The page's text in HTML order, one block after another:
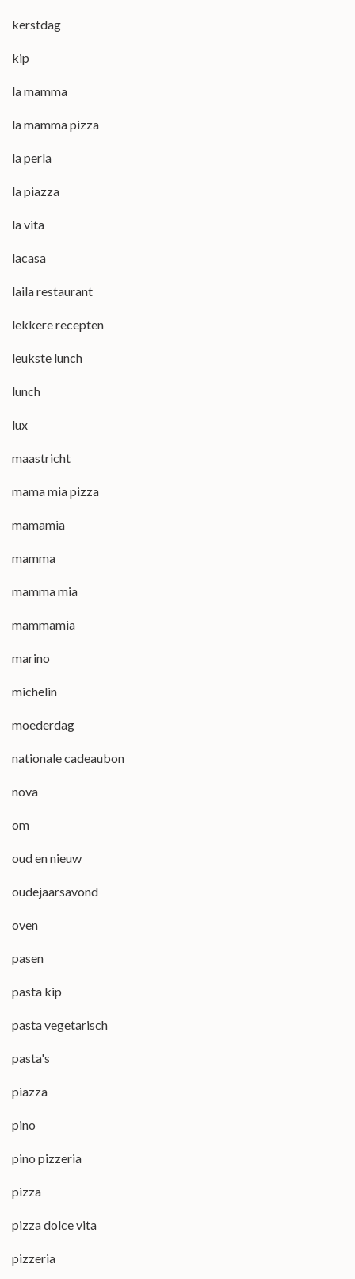
kerstdag
kip
la mamma
la mamma pizza
la perla
la piazza
la vita
lacasa
laila restaurant
lekkere recepten
leukste lunch
lunch
lux
maastricht
mama mia pizza
mamamia
mamma
mamma mia
mammamia
marino
michelin
moederdag
nationale cadeaubon
nova
om
oud en nieuw
oudejaarsavond
oven
pasen
pasta kip
pasta vegetarisch
pasta's
piazza
pino
pino pizzeria
pizza
pizza dolce vita
pizzeria